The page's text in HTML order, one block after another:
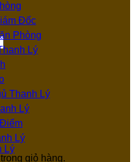
giỏ hàng.
Đốc
Phòng
Lý
Thanh Lý
Lý
Lý
Lý